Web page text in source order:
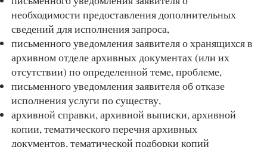
необходимости предоставления дополнительных
сведений для исполнения запроса,
письменного уведомления заявителя о хранящихся в
архивном отделе архивных документах (или их
отсутствии) по определенной теме, проблеме,
письменного уведомления заявителя об отказе
исполнения услуги по существу,
архивной справки, архивной выписки, архивной
копии, тематического перечня архивных
документов, тематической подборки копий